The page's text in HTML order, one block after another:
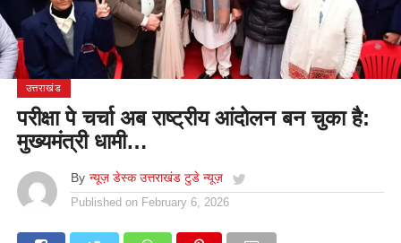
उत्तराखंड
परीक्षा पे चर्चा अब राष्ट्रीय आंदोलन बन चुका है:
मुख्यमंत्री धामी…
By न्यूज़ डेस्क उत्तराखंड टुडे न्यूज़
Published on February 6, 2026